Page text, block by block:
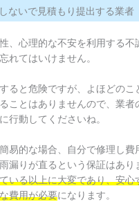
ないで見積もり提出する業者
、心理的な不安を利用する不
れてはいけません。
ると危険ですが、よほどのこ
ことはありませんので、業者
行動してくださいね。
易的な場合、自分で修理し費
漏りが直るという保証はあり
いる以上に大変であり、安心
費用が必要になります。